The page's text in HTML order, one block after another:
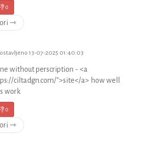
0
⇾
13-07-2025 01:40:03
without perscription - <a
ciltadgn.com/">site</a> how well
work
0
⇾